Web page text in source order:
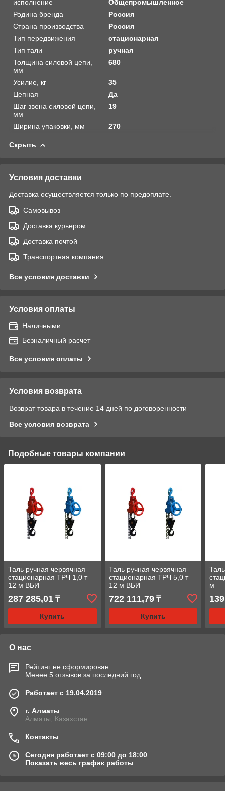
исполнение
Общепромышленное
Родина бренда
Россия
Страна производства
Россия
Тип передвижения
стационарная
Тип тали
ручная
Толщина силовой цепи,
мм
680
Усилие, кг
35
Цепная
Да
Шаг звена силовой цепи,
мм
19
Ширина упаковки, мм 270
Скрыть
Условия доставки
Доставка осуществляется только по предоплате.
Самовывоз
Доставка курьером
Доставка почтой
Транспортная компания
Все условия доставки
Условия оплаты
Наличными
Безналичный расчет
Все условия оплаты
Условия возврата
Возврат товара в течение 14 дней по договоренности
Все условия возврата
Подобные товары компании
Таль ручная червячная
стационарная ТРЧ 1,0 т
12 м ВБИ
287 285,01 ₸
Купить
Таль ручная червячная
стационарная ТРЧ 5,0 т
12 м ВБИ
722 111,79₸
Купить
м
О нас
Рейтинг не сформирован
Менее 5 отзывов за последний год
Работает с 19.04.2019
г. Алматы
Алматы, Казахстан
Контакты
Сегодня работает с 09:00 до 18:00
Показать весь график работы